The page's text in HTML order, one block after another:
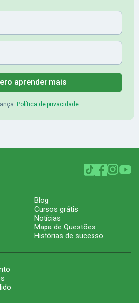
aprender mais
Política de privacidade
Blog
Cursos grátis
Notícias
Mapa de Questões
Histórias de sucesso